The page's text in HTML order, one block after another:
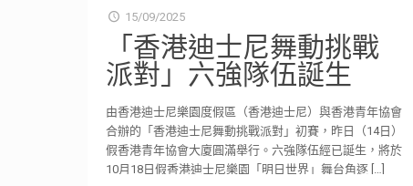
15/09/2025
「香港迪士尼舞動挑戰
派對」六強隊伍誕生
由香港迪士尼樂園度假區（香港迪士尼）與香港青年協會
合辦的「香港迪士尼舞動挑戰派對」初賽，昨日（14日）
假香港青年協會大廈圓滿舉行。六強隊伍經已誕生，將於
10月18日假香港迪士尼樂園「明日世界」舞台角逐[…]